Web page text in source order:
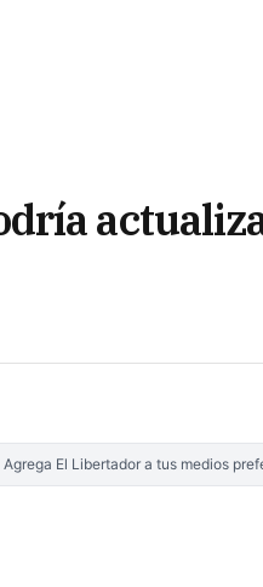
Agrega El Libertador a tus medios